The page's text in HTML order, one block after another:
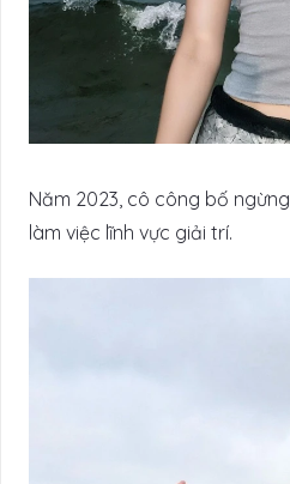
Năm 2023, cô công bố
làm việc lĩnh vực giải trí.